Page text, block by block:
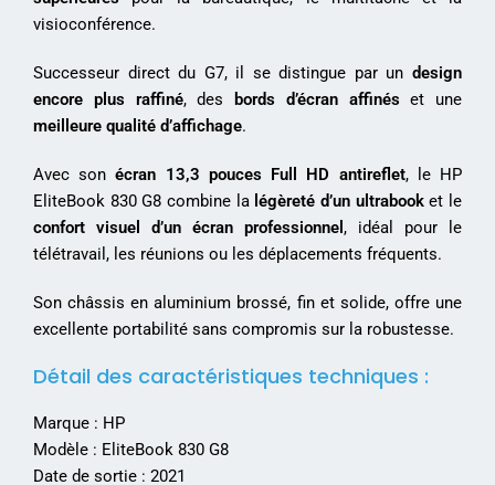
visioconférence.
Successeur direct du G7, il se distingue par un design
encore plus raffiné, des bords d’écran affinés et une
meilleure qualité d’affichage.
Avec sonécran 13,3 pouces Full HD antireflet, le HP
EliteBook 830 G8 combine la légèreté d’un ultrabooket le
confort visuel d’un écran professionnel , idéal pour le
télétravail, les réunions ou les déplacements fréquents.
Son châssis en aluminium brossé, fin et solide, offre une
excellente portabilité sans compromis sur la robustesse.
Détail des caractéristiques techniques :
Marque : HP
Modèle : EliteBook 830 G8
Date de sortie : 2021